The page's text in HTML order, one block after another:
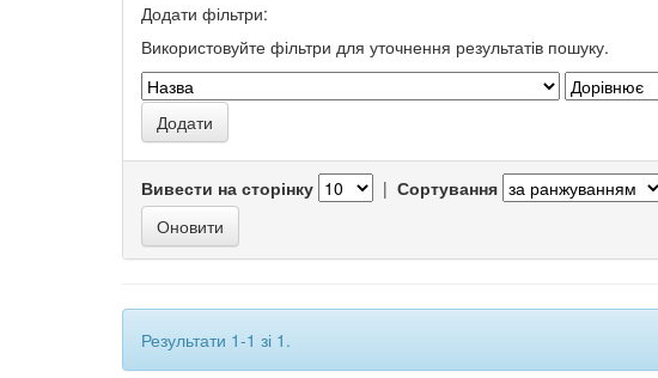
Додати фільтри:
Використовуйте фільтри для уточнення результатів пошуку.
Вивести на сторінку | Сортування
Результати 1-1 зі 1.